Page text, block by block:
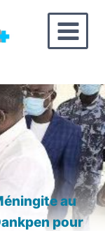
au
pour